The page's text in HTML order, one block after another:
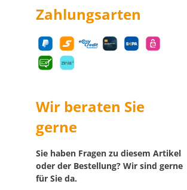
Zahlungsarten
Wir beraten Sie
gerne
Sie haben Fragen zu diesem Artikel
oder der Bestellung? Wir sind gerne
für Sie da.